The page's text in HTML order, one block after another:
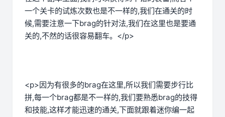
一个关卡的试炼次数也是不一样的,我们在通关的时
候,需要注意一下brag的针对法,我们在这里也是要通
关的,不然的话很容易翻车。</p>
<p>因为有很多的brag在这里,所以我们需要步行比
拼,每一个brag都是不一样的,我们要熟悉brag的技得
和技能,这样才能迅速的通关,下面就跟着迷你编一起